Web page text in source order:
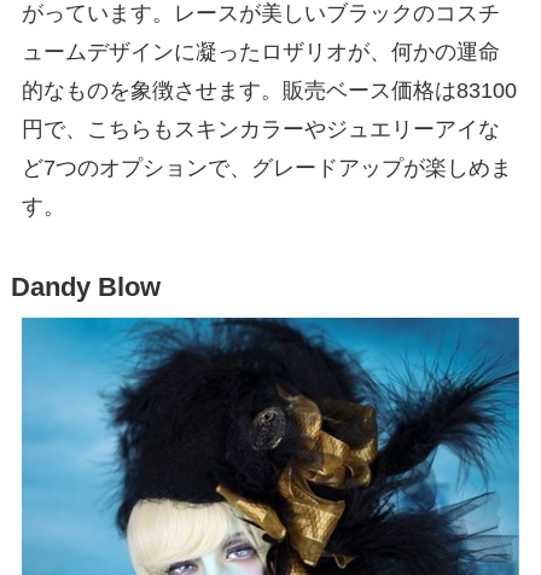
がっています。レースが美しいブラックのコスチ
ュームデザインに凝ったロザリオが、何かの運命
的なものを象徴させます。販売ベース価格は83100
円で、こちらもスキンカラーやジュエリーアイな
ど7つのオプションで、グレードアップが楽しめま
す。
Dandy Blow